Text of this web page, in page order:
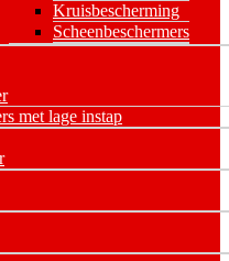
Kruisbescherming
Scheenbeschermers
met lage instap